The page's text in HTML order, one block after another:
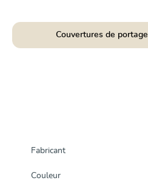
Couvertures de portage
Fabricant
Couleur